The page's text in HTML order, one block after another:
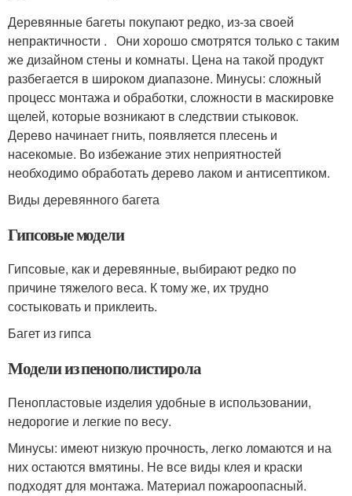
Деревянные багеты покупают редко, из-за своей
непрактичности . Они хорошо смотрятся только с таким
же дизайном стены и комнаты. Цена на такой продукт
разбегается в широком диапазоне. Минусы: сложный
процесс монтажа и обработки, сложности в маскировке
щелей, которые возникают в следствии стыковок.
Дерево начинает гнить, появляется плесень и
насекомые. Во избежание этих неприятностей
необходимо обработать дерево лаком и антисептиком.
Виды деревянного багета
Гипсовые модели
Гипсовые, как и деревянные, выбирают редко по
причине тяжелого веса. К тому же, их трудно
состыковать и приклеить.
Багет из гипса
Модели из пенополистирола
Пенопластовые изделия удобные в использовании,
недорогие и легкие по весу.
Минусы: имеют низкую прочность, легко ломаются и на
них остаются вмятины. Не все виды клея и краски
подходят для монтажа. Материал пожароопасный.